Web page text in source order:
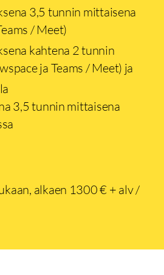
3,5 tunnin mittaisena
/ Meet)
kahtena 2 tunnin
ja Teams / Meet) ja
3,5 tunnin mittaisena
alkaen 1300 € + alv /